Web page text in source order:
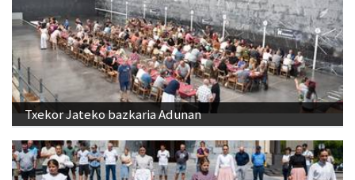
Txekor Jateko bazkaria Adunan